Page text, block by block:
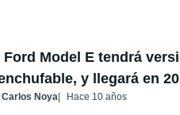
Model E tendrá
y llegará en
Carlos Noya Hace 10 años